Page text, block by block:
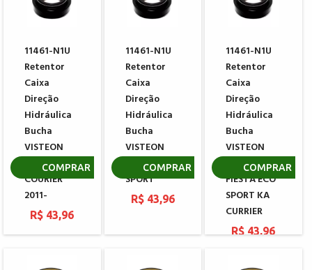
11461-N1U
Retentor
Caixa
Direção
Hidráulica
Bucha
VISTEON
FORD
COURIER
2011-
R$ 43,96
COMPRAR
11461-N1U
Retentor
Caixa
Direção
Hidráulica
Bucha
VISTEON
FORD ECO
SPORT
R$ 43,96
COMPRAR
11461-N1U
Retentor
Caixa
Direção
Hidráulica
Bucha
VISTEON
FORD
FIESTA ECO
SPORT KA
CURRIER
R$ 43,96
COMPRAR